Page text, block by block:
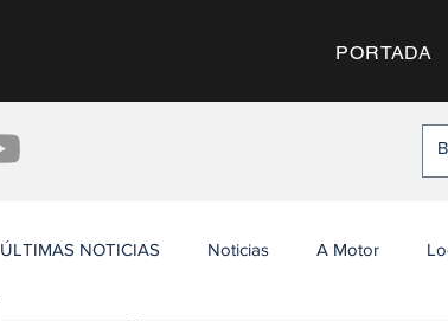
PORTADA
ÚLTIMAS NOTICIAS Noticias A Motor